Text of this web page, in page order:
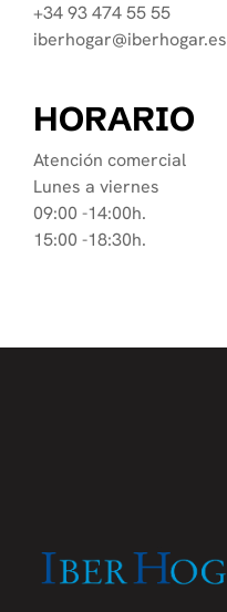
+34 93 474 55 55
iberhogar@iberhogar.es
HORARIO
Atención comercial
Lunes a viernes
09:00 -14:00h.
15:00 -18:30h.